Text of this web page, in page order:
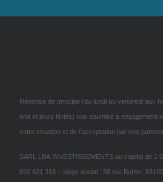
Réponse de principe (du lundi au vendredi aux
end et jours fériés) non soumise à engagement
votre situation et de l’acceptation par nos
SARL LBA INVESTISSEMENTS au capital de 1
893 621 318 – siège social : 58 rue Buhler,